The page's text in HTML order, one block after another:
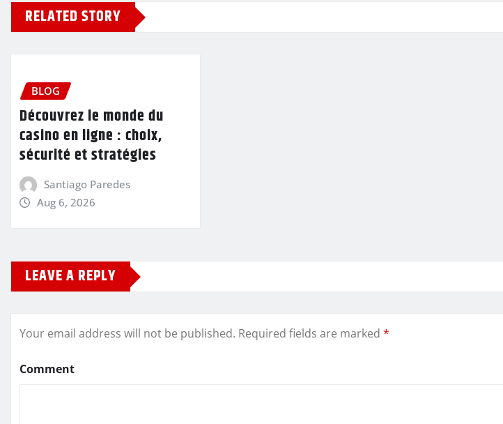
RELATED STORY
BLOG
Découvrez le monde du
casino en ligne : choix,
sécurité et stratégies
Santiago Paredes
Aug 6, 2026
LEAVE A REPLY
Your email address will not be published. Required fields are marked *
Comment